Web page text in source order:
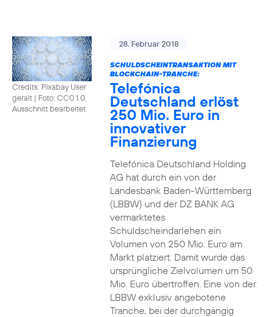
Credits: Pixabay User
geralt | Foto: CC0 1.0,
Ausschnitt bearbeitet
28. Februar 2018
SCHULDSCHEINTRANSAKTION MIT
BLOCKCHAIN-TRANCHE:
Telefónica
Deutschland erlöst
250 Mio. Euro in
innovativer
Finanzierung
Telefónica Deutschland Holding
AG hat durch ein von der
Landesbank Baden-Württemberg
(LBBW) und der DZ BANK AG
vermarktetes
Schuldscheindarlehen ein
Volumen von 250 Mio. Euro am
Markt platziert. Damit wurde das
ursprüngliche Zielvolumen um 50
Mio. Euro übertroffen. Eine von der
LBBW exklusiv angebotene
Tranche, bei der durchgängig